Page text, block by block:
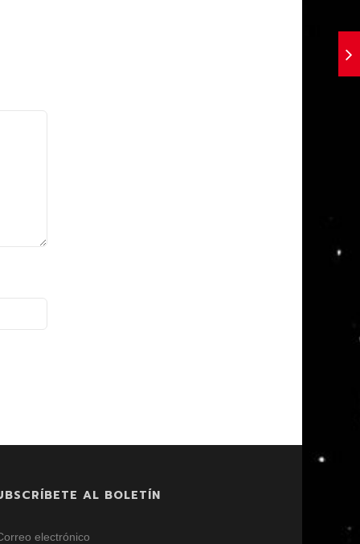
AL BOLETÍN
electrónico